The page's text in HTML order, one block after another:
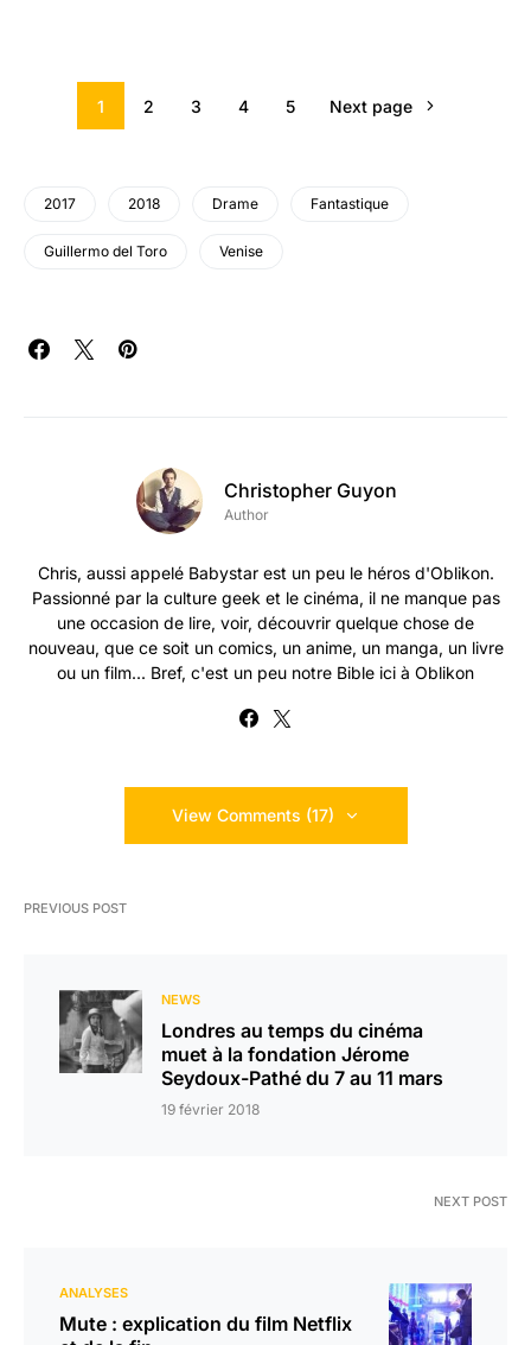
1 2 3 4 5 Next page
2017 2018 Drame Fantastique
Guillermo del Toro Venise
Christopher Guyon
Author
Chris, aussi appelé Babystar est un peu le héros d'Oblikon.
Passionné par la culture geek et le cinéma, il ne manque pas
une occasion de lire, voir, découvrir quelque chose de
nouveau, que ce soit un comics, un anime, un manga, un livre
ou un film... Bref, c'est un peu notre Bible ici à Oblikon
View Comments (17)
PREVIOUS POST
NEWS
Londres au temps du cinéma
muet à la fondation Jérome
Seydoux-Pathé du 7 au 11 mars
19 février 2018
NEXT POST
ANALYSES
Mute : explication du film Netflix